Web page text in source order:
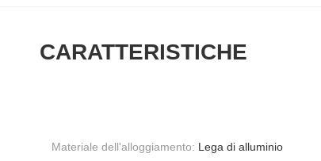
CARATTERISTICHE
Materiale dell'alloggiamento: Lega di alluminio